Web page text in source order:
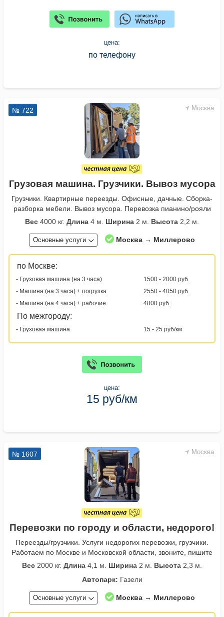
цена:
по телефону
Москва
№ 722
Грузовая машина. Грузчики. Вывоз мусора
Грузчики. Квартирные переезды. Офисные, дачные. Сборка-
разборка мебели. Вывоз мусора. Перевозка пианино/рояли
Вес 4000 кг. Длина 4 м. Ширина 2 м. Высота 2,2 м.
Основные услуги Москва → Миллерово
по Москве:
- Грузовая машина (на 3 часа)
1500 - 2000 руб.
- Машина (на 3 часа) + погрузка
2550 - 4050 руб.
- Машина (на 4 часа) + рабочие
4800 руб.
По межгороду:
- Грузовая машина 15 - 25 руб/км
цена:
15 руб/км
Москва
№ 1607
Перевозки по городу и области, недорого!
Переезды/грузчики. Услуги недорогих перевозки, грузчики.
Работаем по Москве и Московской области, звоните, пишите
Вес 2000 кг. Длина 4,1 м. Ширина 2 м. Высота 2,3 м.
Автопарк: Газели
Основные услуги Москва → Миллерово